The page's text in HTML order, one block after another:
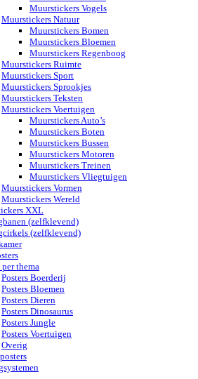
Muurstickers Vogels
Muurstickers Natuur
Muurstickers Bomen
Muurstickers Bloemen
Muurstickers Regenboog
Muurstickers Ruimte
Muurstickers Sport
Muurstickers Sprookjes
Muurstickers Teksten
Muurstickers Voertuigen
Muurstickers Auto’s
Muurstickers Boten
Muurstickers Bussen
Muurstickers Motoren
Muurstickers Treinen
Muurstickers Vliegtuigen
Muurstickers Vormen
Muurstickers Wereld
XXL
(zelfklevend)
(zelfklevend)
per thema
Posters Boerderij
Posters Bloemen
Posters Dieren
Posters Dinosaurus
Posters Jungle
Posters Voertuigen
Overig